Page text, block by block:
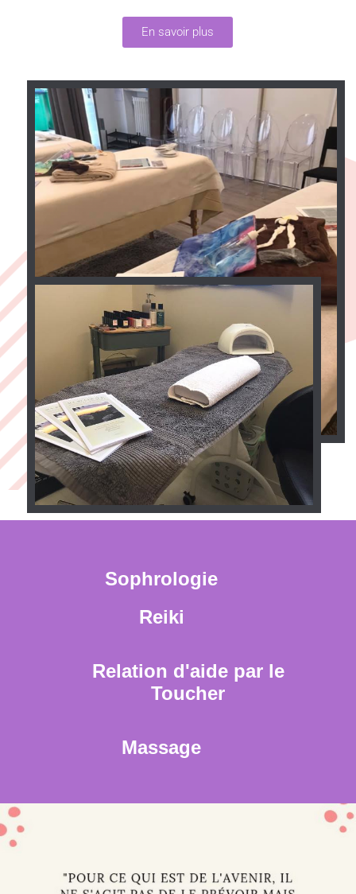
En savoir plus
Sophrologie
Reiki
Relation d'aide par le
Toucher
Massage